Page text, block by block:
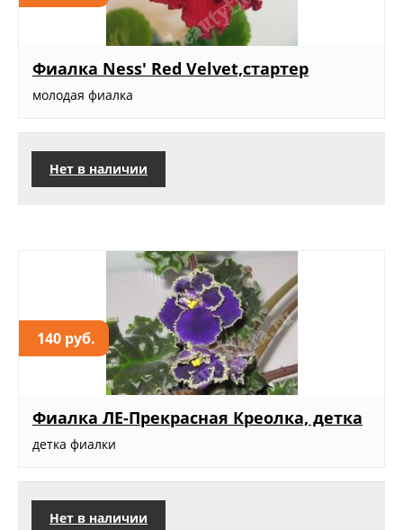
Фиалка Ness' Red Velvet,стартер
молодая фиалка
Нет в наличии
140 руб.
Фиалка ЛЕ-Прекрасная Креолка, детка
детка фиалки
Нет в наличии